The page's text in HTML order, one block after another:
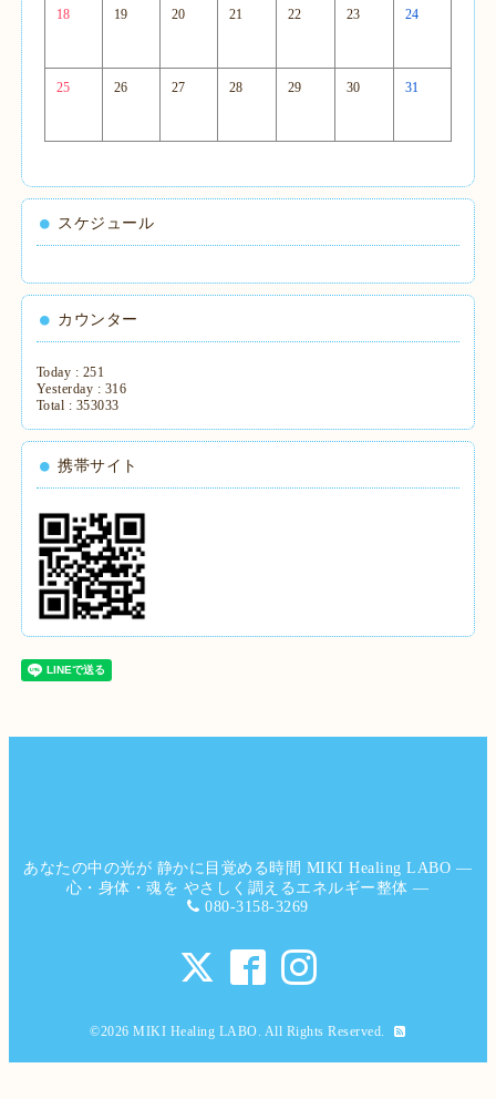
18 19 20 21 22 23 24
25 26 27 28 29 30 31
スケジュール
カウンター
Today : 251
Yesterday : 316
Total : 353033
携帯サイト
あなたの中の光が 静かに目覚める時間 MIKI Healing LABO ―
心・身体・魂を やさしく調えるエネルギー整体 ―
080-3158-3269
©2026MIKI Healing LABO. All Rights Reserved.